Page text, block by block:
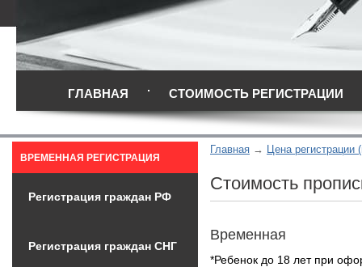
ГЛАВНАЯ СТОИМОСТЬ РЕГИСТРАЦИИ
Главная Цена регистрации
Стоимость
Временная
*Ребенок до 18 лет при
ВРЕМЕННАЯ РЕГИСТРАЦИЯ
Регистрация граждан РФ
Регистрация граждан СНГ